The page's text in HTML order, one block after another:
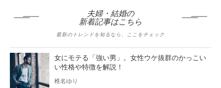
夫婦・結婚の
新着記事はこちら
最新のトレンドを知るなら、ここをチェック
女にモテる「強い男」。女性ウケ抜群のかっこい
い性格や特徴を解説！
椎名ゆり